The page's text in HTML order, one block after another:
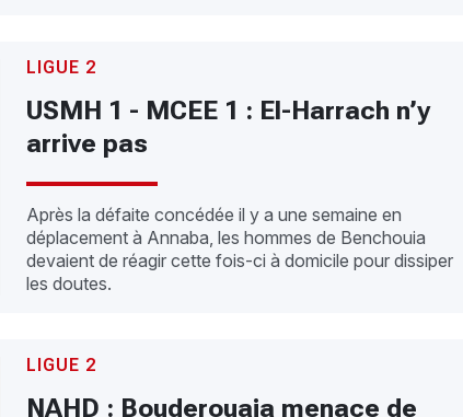
LIGUE 2
USMH 1 - MCEE 1 : El-Harrach n’y
arrive pas
Après la défaite concédée il y a une semaine en
déplacement à Annaba, les hommes de Benchouia
devaient de réagir cette fois-ci à domicile pour dissiper
les doutes.
LIGUE 2
NAHD : Bouderouaia menace de